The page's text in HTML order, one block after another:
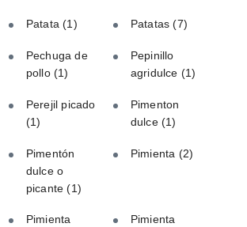
Patata(1) Patatas(7)
Pechuga de
pollo (1)
Pepinillo
agridulce (1)
Perejil picado
(1)
Pimenton
dulce(1)
Pimentón
dulce o
picante(1)
Pimienta (2)
Pimienta
Pimienta